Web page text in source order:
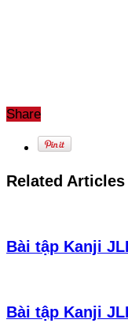
Share
Related Articles
Bài tập Kanji
Bài tập Kanji